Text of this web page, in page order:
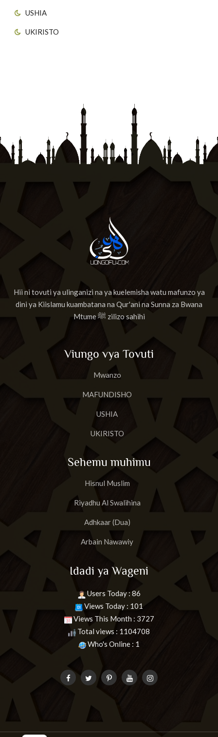
USHIA
UKIRISTO
Hii ni tovuti ya ulinganizi na ya kuelemisha watu mafunzo ya
dini ya Kiislamu kuambatana na Qur'ani na Sunna za Bwana
Mtume ﷺ zilizo sahihi
Viungo vya Tovuti
Mwanzo
MAFUNDISHO
USHIA
UKIRISTO
Sehemu muhimu
Hisnul Muslim
Riyadhu Al Swalihina
Adhkaar (Dua)
Arbain Nawawiy
Idadi ya Wageni
Users Today : 86
Views Today : 101
Views This Month : 3727
Total views : 1104708
Who's Online : 1